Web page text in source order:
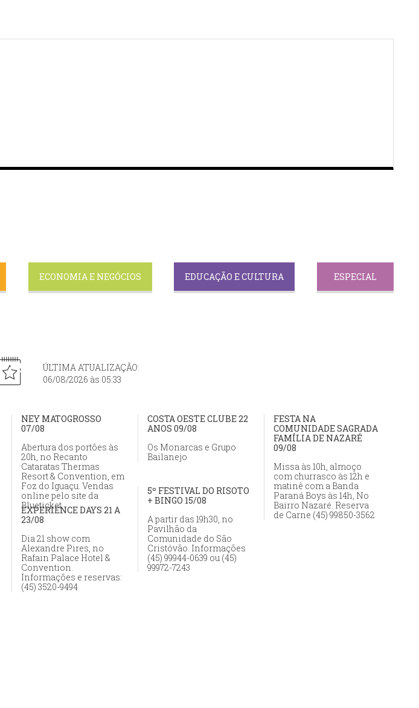
ECONOMIA E NEGÓCIOS EDUCAÇÃO E CULTURA ESPECIAL
ÚLTIMA ATUALIZAÇÃO:
06/08/2026 às 05:33
NEY MATOGROSSO
07/08
Abertura dos portões às
20h, no Recanto
Cataratas Thermas
Resort & Convention, em
Foz do Iguaçu. Vendas
online pelo site da
Blueticket
COSTA OESTE CLUBE 22
ANOS 09/08
Os Monarcas e Grupo
Bailanejo
FESTA NA
COMUNIDADE SAGRADA
FAMÍLIA DE NAZARÉ
09/08
Missa às 10h, almoço
com churrasco às 12h e
matinê com a Banda
Paraná Boys às 14h, No
Bairro Nazaré. Reserva
de Carne (45) 99850-3562
5º FESTIVAL DO RISOTO
+ BINGO 15/08
A partir das 19h30, no
Pavilhão da
Comunidade do São
Cristóvão. Informações
(45) 99944-0639 ou (45)
99972-7243
EXPERIENCE DAYS 21 A
23/08
Dia 21 show com
Alexandre Pires, no
Rafain Palace Hotel &
Convention.
Informações e reservas:
(45) 3520-9494